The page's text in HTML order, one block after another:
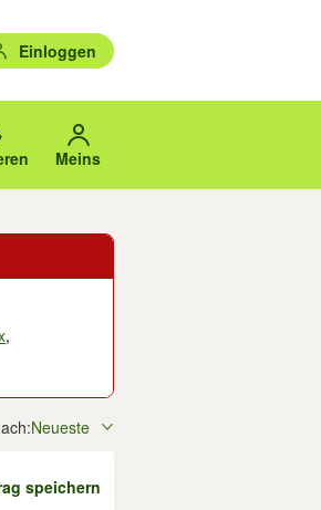
Einloggen
auswählen.
mit den Pfeiltasten nach oben/
Meins
,
Neueste
speichern